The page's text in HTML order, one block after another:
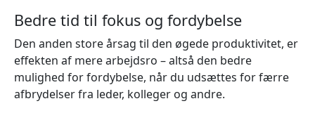
Bedre tid til fokus og fordybelse
Den anden store årsag til den øgede produktivitet, er
effekten af mere arbejdsro – altså den bedre
mulighed for fordybelse, når du udsættes for færre
afbrydelser fra leder, kolleger og andre.